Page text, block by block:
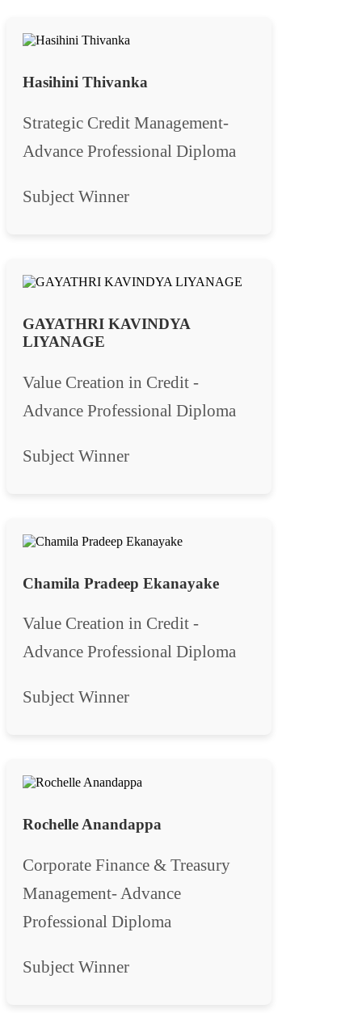
Hasihini Thivanka
Strategic Credit Management-
Advance Professional Diploma
Subject Winner
GAYATHRI KAVINDYA
LIYANAGE
Value Creation in Credit -
Advance Professional Diploma
Subject Winner
Chamila Pradeep Ekanayake
Value Creation in Credit -
Advance Professional Diploma
Subject Winner
Rochelle Anandappa
Corporate Finance & Treasury
Management- Advance
Professional Diploma
Subject Winner